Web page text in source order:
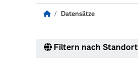
Datensätze
Filtern nach Standort